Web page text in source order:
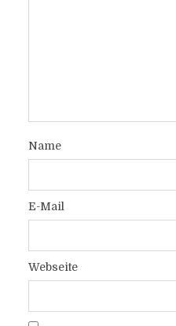
Name
E-Mail
Webseite